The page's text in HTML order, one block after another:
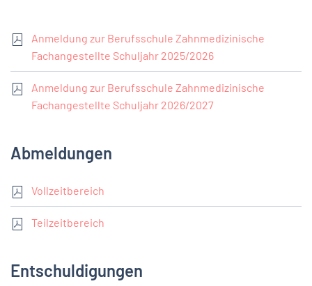
Anmeldung zur Berufsschule Zahnmedizinische
Fachangestellte Schuljahr 2025/2026
Anmeldung zur Berufsschule Zahnmedizinische
Fachangestellte Schuljahr 2026/2027
Abmeldungen
Vollzeitbereich
Teilzeitbereich
Entschuldigungen